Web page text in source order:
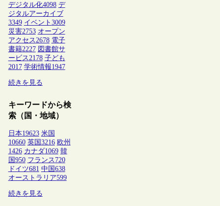
デジタル化4098 デ
ジタルアーカイブ
3349 イベント 3009
災害2753 オープン
アクセス 2678 電子
書籍2227 図書館サ
ービス 2178 子ども
2017 学術情報1947
続きを見る
キーワードから検
索（国・地域）
日本19623 米国
10660 英国 3216 欧州
1426 カナダ1069 韓
国 950 フランス 720
ドイツ681 中国 638
オーストラリア599
続きを見る